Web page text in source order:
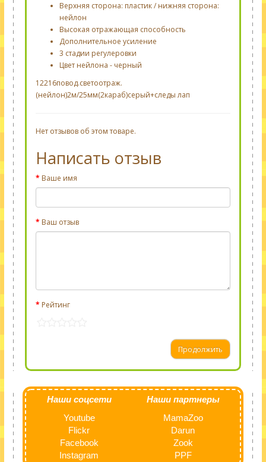
Верхняя сторона: пластик / нижняя сторона:
нейлон
Высокая отражающая способность
Дополнительное усиление
3 стадии регулеровки
Цвет нейлона - черный
12216повод.светоотраж.
(нейлон)2м/25мм(2караб)серый+следы лап
Нет отзывов об этом товаре.
Написать отзыв
Ваше имя
Ваш отзыв
Рейтинг
Продолжить
Наши соцсети
Youtube
Flickr
Facebook
Instagram
Наши партнеры
MamaZoo
Darun
Zook
PPF